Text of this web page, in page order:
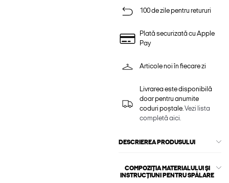
100 de zile pentru retururi
Plată securizată cu Apple
Pay
Articole noi în fiecare zi
Livrarea este disponibilă
doar pentru anumite
coduri poștale.Vezi lista
completă aici.
DESCRIEREA PRODUSULUI
COMPOZIȚIA MATERIALULUI ȘI
INSTRUCȚIUNI PENTRU SPĂLARE